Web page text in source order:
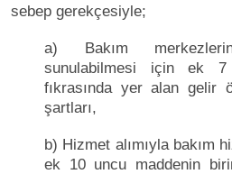
sebep gerekçesiyle;
a) Bakım
sunulabilmesi için ek
fıkrasında yer alan gelir
şartları,
b) Hizmet alımıyla bakım
ek 10 uncu maddenin